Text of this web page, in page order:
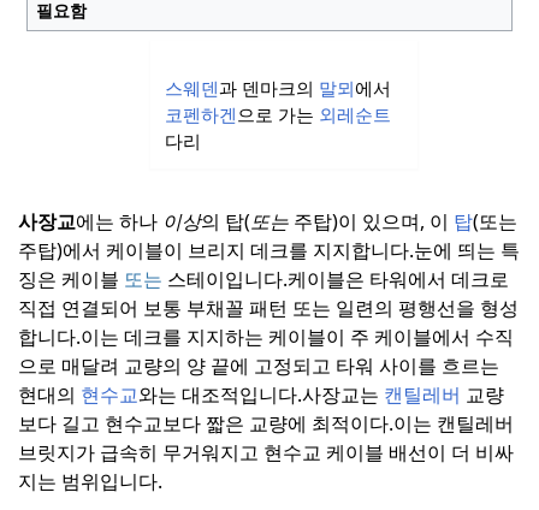
필요함
스웨덴과 덴마크의 말뫼에서
코펜하겐으로 가는 외레순트
다리
사장교에는 하나 이상의 탑(또는 주탑)이 있으며, 이 탑(또는
주탑)에서 케이블이 브리지 데크를 지지합니다.눈에 띄는 특
징은 케이블 또는 스테이입니다.케이블은 타워에서 데크로
직접 연결되어 보통 부채꼴 패턴 또는 일련의 평행선을 형성
합니다.이는 데크를 지지하는 케이블이 주 케이블에서 수직
으로 매달려 교량의 양 끝에 고정되고 타워 사이를 흐르는
현대의 현수교와는 대조적입니다.사장교는 캔틸레버 교량
보다 길고 현수교보다 짧은 교량에 최적이다.이는 캔틸레버
브릿지가 급속히 무거워지고 현수교 케이블 배선이 더 비싸
지는 범위입니다.